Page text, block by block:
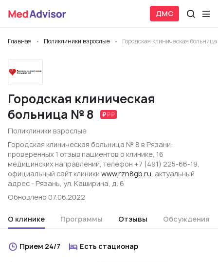
ДМС
Главная Поликлиники взрослые Городская клиническая
Городская клиническая
больница № 8
Поликлиники взрослые
Городская клиническая больница № 8 в Рязани:
проверенных 1 отзыв пациентов о клинике, 16
медицинских направлений, телефон +7 (491) 225-66-19,
официальный сайт клиники www.rzn8gb.ru, актуальный
адрес - Рязань, ул. Каширина, д. 6
Обновлено 07.06.2022
О клинике Программы Отзывы Обсуждения
Прием 24/7 Есть стационар